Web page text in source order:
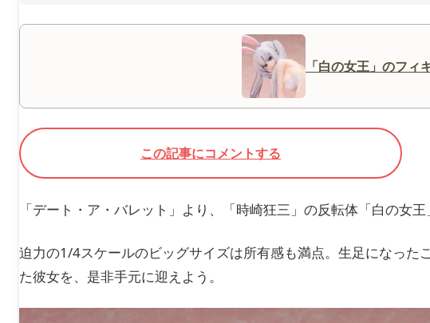
「白の女王」のフィ
この記事にコメントする
「デート・ア・バレット」より、「時崎狂三」の反転体「白の女
迫力の1/4スケールのビッグサイズは所有感も満点。生足になった
た彼女を、是非手元に迎えよう。